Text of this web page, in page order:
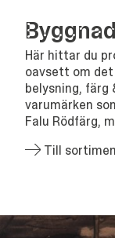
Här hittar du
oavsett om det
belysning, färg
varumärken
Falu Rödfärg,
Till